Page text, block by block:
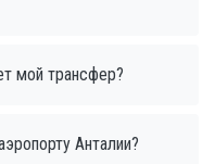
мой трансфер?
Анталии?